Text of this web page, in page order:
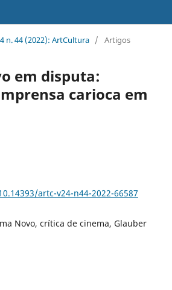
n. 44 (2022): ArtCultura / Artigos
em disputa:
carioca em
artc-v24-n44-2022-66587
Novo, crítica de cinema, Glauber